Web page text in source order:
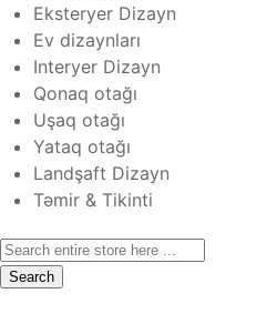
Eksteryer Dizayn
Ev dizaynları
Interyer Dizayn
Qonaq otağı
Uşaq otağı
Yataq otağı
Landşaft Dizayn
Təmir & Tikinti
Search